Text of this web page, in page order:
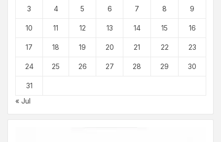
3 4 5 6 7 8 9
10 11 12 13 14 15 16
17 18 19 20 21 22 23
24 25 26 27 28 29 30
31
« Jul